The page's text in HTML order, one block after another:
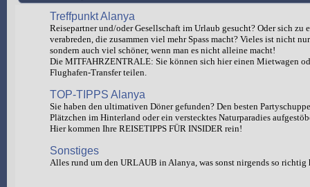
Treffpunkt Alanya
Reisepartner und/oder Gesellschaft im Urlaub gesucht? Oder sich zu
verabreden, die zusammen viel mehr Spass macht? Vieles ist nicht
sondern auch viel schöner, wenn man es nicht alleine macht!
Die MITFAHRZENTRALE: Sie können sich hier einen Mietwagen
Flughafen-Transfer teilen.
TOP-TIPPS Alanya
Sie haben den ultimativen Döner gefunden? Den besten
Plätzchen im Hinterland oder ein verstecktes Naturparadies
Hier kommen Ihre REISETIPPS FÜR INSIDER rein!
Sonstiges
Alles rund um den URLAUB in Alanya, was sonst nirgends so richtig